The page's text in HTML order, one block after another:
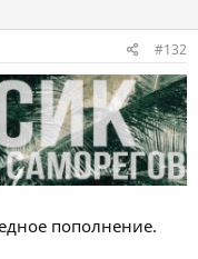
#132
пополнение.